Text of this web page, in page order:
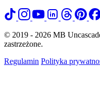
© 2019 - 2026 MB
zastrzeżone.
Regulamin Polityka